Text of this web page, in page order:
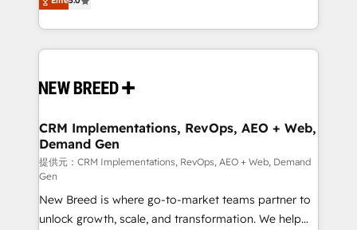
Perplexity等のAI検索からの流入・引用を前提にコンテ
ンツとサイト構造を最適化。 🏆 なぜ100incを選ぶの
ISO9001:2015 取得 ✓ 400社以上の導入実績 ✓
HubSpot大百科 出版 CRM・AI活用に関するご相談、現
せください。
security. 🏆 Why Bluleadz? GTM OS Partner | 16+
Years Experience | 1,000+ Five-Star Reviews
includes specialized divisions Globalia (AI &
Software) and Point Success Media (Paid Media),
making this the official home for all three brands. 🔄
and system integrations powered by Globalia’s
trainers to drive platform adoption. 📈 Revenue
Generation - Full-funnel marketing and high-
performance advertising via Point Success Media. -
Expert deployment of Breeze AI and custom agents
to automate growth. 🏆 Elite Excellence - 8 platform
accreditations and deep HIPAA-compliance
CRM Implementations, RevOps, AEO + Web,
Demand Gen
提供元：CRM Implementations, RevOps, AEO + Web, Demand
Gen
New Breed is where go-to-market teams partner to
unlock growth, scale, and transformation. We help